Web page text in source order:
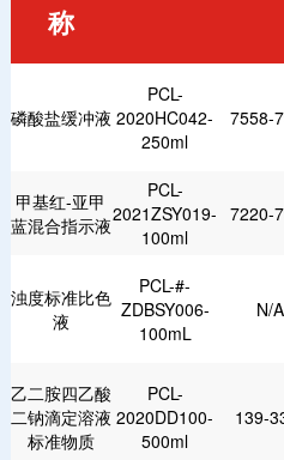
称
磷酸盐缓冲液
PCL-
2020HC042-
250ml
7558-
甲基红-亚甲
蓝混合指示液
PCL-
2021ZSY019-
100ml
7220-
浊度标准比色
液
PCL-#-
ZDBSY006-
100mL
N/A
乙二胺四乙酸
二钠滴定溶液
标准物质
PCL-
2020DD100-
500ml
139-